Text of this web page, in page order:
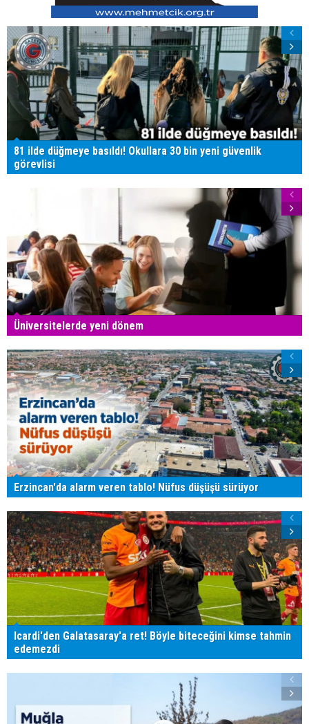
81 ilde düğmeye basıldı! Okullara 30 bin yeni güvenlik
görevlisi
Üniversitelerde yeni dönem
Erzincan'da alarm veren tablo! Nüfus düşüşü sürüyor
Icardi'den Galatasaray'a ret! Böyle biteceğini kimse tahmin
edemezdi